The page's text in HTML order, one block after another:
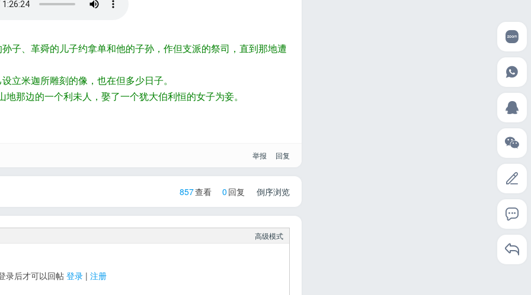
子、革舜的儿子约拿单和他的子孙，作但支派的祭司，直到那地遭
米迦所雕刻的像，也在但多少日子。
那边的一个利未人，娶了一个犹大伯利恒的女子为妾。
举报 回复
倒序浏览
857查看 0 回复
高级模式
录后才可以回帖 登录| 注册